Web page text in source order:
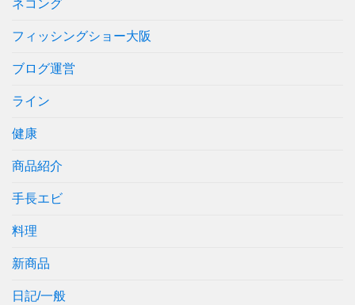
ネコング
フィッシングショー大阪
ブログ運営
ライン
健康
商品紹介
手長エビ
料理
新商品
日記/一般